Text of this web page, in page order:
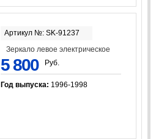
Артикул №: SK-91237
Зеркало левое электрическое
5 800 Руб.
Год выпуска: 1996-1998